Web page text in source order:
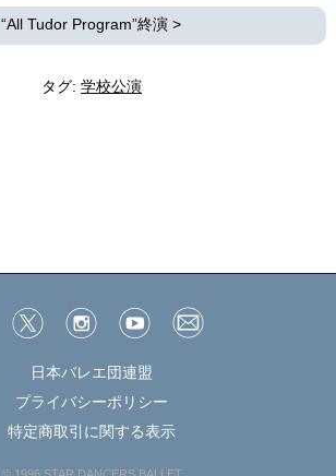
“All Tudor Program”終演 >
タグ: 学校公演
日本バレエ団連盟
プライバシーポリシー
特定商取引に関する表示
© 1996 STAR DANCERS BALLET